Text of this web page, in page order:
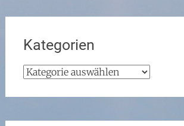
Kategorien
Kategorien